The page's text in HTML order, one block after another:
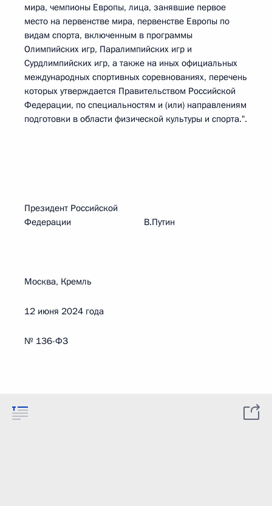
мира, чемпионы Европы, лица, занявшие первое
место на первенстве мира, первенстве Европы по
видам спорта, включенным в программы
Олимпийских игр, Паралимпийских игр и
Сурдлимпийских игр, а также на иных официальных
международных спортивных соревнованиях, перечень
которых утверждается Правительством Российской
Федерации, по специальностям и (или) направлениям
подготовки в области физической культуры и спорта.".
Президент Российской
Федерации В.Путин
Москва, Кремль
12 июня 2024 года
№ 136-ФЗ